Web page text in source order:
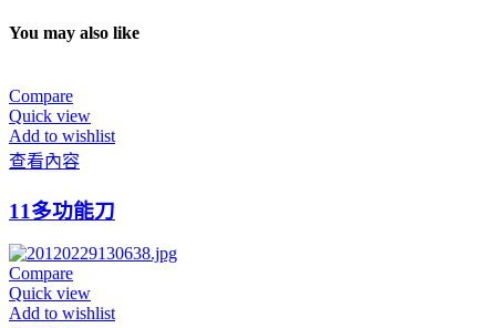
名
You may also like
Compare
Quick view
Add to wishlist
查看內容
11多功能刀
Compare
Quick view
Add to wishlist